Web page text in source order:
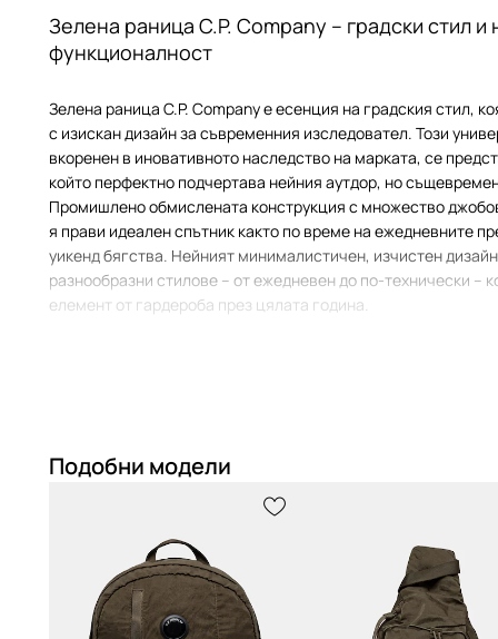
Зелена раница C.P. Company – градски стил
функционалност
Зелена раница C.P. Company е есенция на градския стил,
с изискан дизайн за съвременния изследовател. Този
вкоренен в иновативното наследство на марката, се
който перфектно подчертава нейния аутдор, но
Промишлено обмислената конструкция с множество
я прави идеален спътник както по време на ежедневните
уикенд бягства. Нейният минималистичен, изчистен
разнообразни стилове – от ежедневен до по-технически –
елемент от гардероба през цялата година.
на ежедневието
градски характер, който се съчетава
ежедневни стилове
Компактни размери 35 x 23 x 9 см, идеални за
аксесоарибез излишно натоварване
Подобни модели